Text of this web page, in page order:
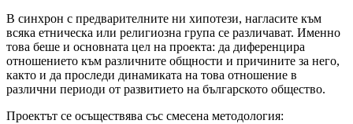
В синхрон с предварителните ни хипотези, нагласите към
всяка етническа или религиозна група се различават. Именно
това беше и основната цел на проекта: да диференцира
отношението към различните общности и причините за него,
както и да проследи динамиката на това отношение в
различни периоди от развитието на българското общество.
Проектът се осъществява със смесена методология: